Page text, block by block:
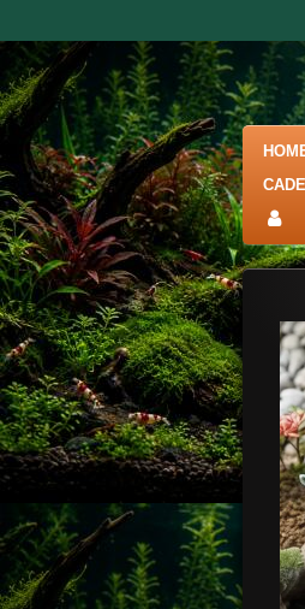
direct
naar
de
hoofdinhoud